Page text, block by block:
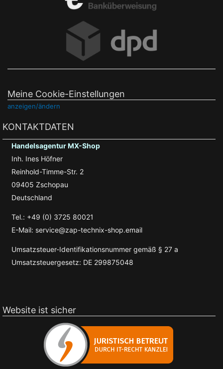
Meine Cookie-Einstellungen
anzeigen/ändern
KONTAKTDATEN
Handelsagentur MX-Shop
Inh. Ines Höfner
Reinhold-Timme-Str. 2
09405 Zschopau
Deutschland
Tel.: +49 (0) 3725 80021
E-Mail: service@zap-technix-shop.email
Umsatzsteuer-Identifikationsnummer gemäß § 27 a
Umsatzsteuergesetz: DE 299875048
Website ist sicher